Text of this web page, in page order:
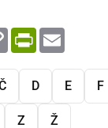
Copy
Link
PrintFriendly
D E F
Z Ž